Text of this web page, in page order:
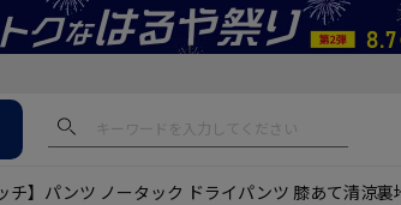
チ】パンツ ノータック ドライパンツ 膝あて清涼